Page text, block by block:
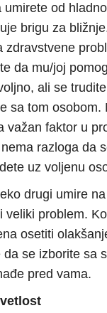
umirete od
brigu za
zdravstvene
da mu/joj
ali se
sa tom osobom.
važan faktor u
razloga da
uz voljenu
drugi umire
veliki problem.
osetiti
se izborite sa
pred vama.